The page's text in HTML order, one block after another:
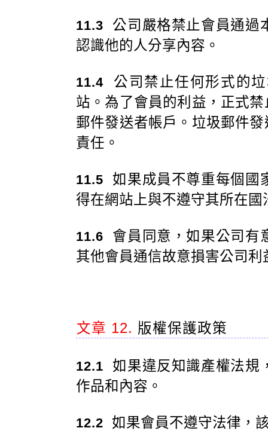
11.3 公司嚴格禁止會員通過
認識他的人分享內容。
11.4 公司禁止任何形式的
站。為了會員的利益，正式
郵件發送者帳戶。垃圾郵件
責任。
11.5 如果成員不尊重每個國
得在網站上與不遵守其所在國
11.6 會員同意，如果公司有
其他會員通信故意損害公司
文章 12. 版權保護政策
12.1 如果違反知識產權法規
作品和內容。
12.2 如果會員不遵守法律，